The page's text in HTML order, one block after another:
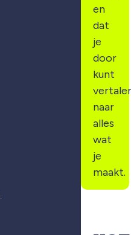
en
dat
je
door
kunt
naar
alles
wat
je
maakt.